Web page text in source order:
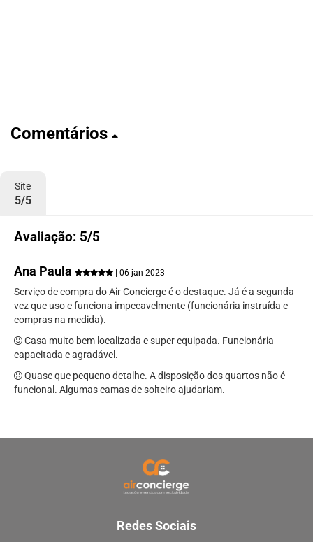
Comentários
Site
5/5
Avaliação: 5/5
Ana Paula | 06 jan 2023
Serviço de compra do Air Concierge é o destaque. Já é a segunda
vez que uso e funciona impecavelmente (funcionária instruída e
compras na medida).
Casa muito bem localizada e super equipada. Funcionária
capacitada e agradável.
Quase que pequeno detalhe. A disposição dos quartos não é
funcional. Algumas camas de solteiro ajudariam.
Redes Sociais